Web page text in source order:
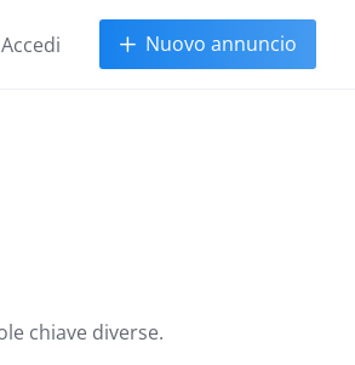
Accedi Nuovo annuncio
chiave diverse.